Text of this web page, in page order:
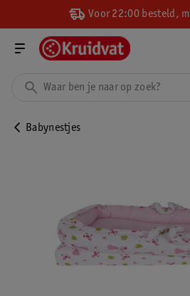
Voor 22:00 besteld,
Babynestjes